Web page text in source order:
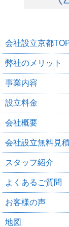
会社設立京都
弊社のメリット
事業内容
設立料金
会社概要
会社設立無料見
スタッフ紹介
よくあるご質問
お客様の声
地図